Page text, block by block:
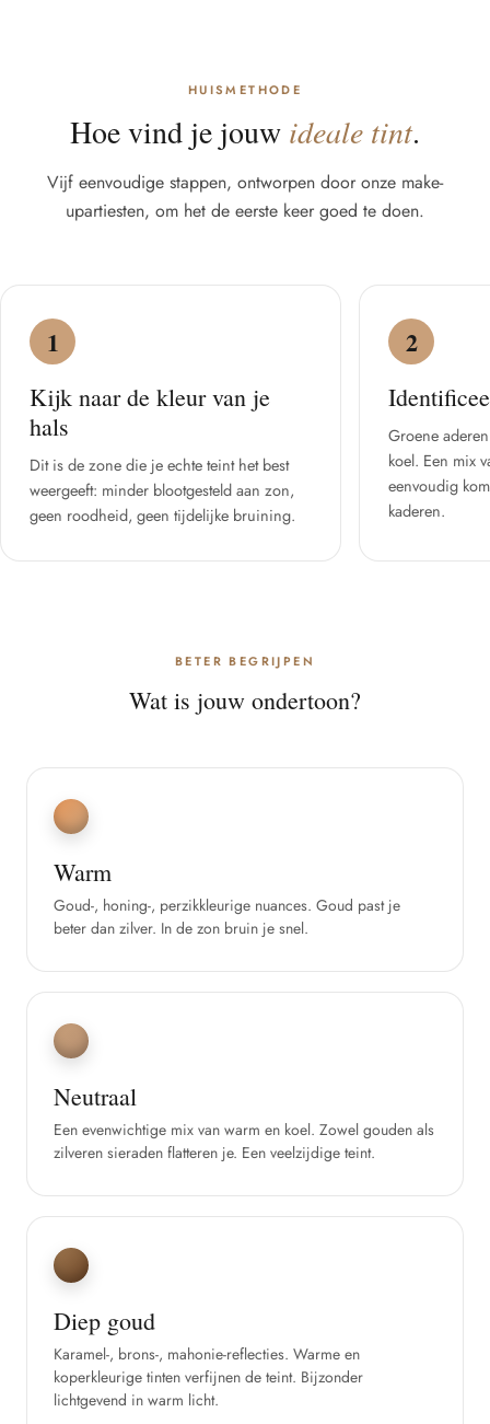
HUISMETHODE
Hoe vind je jouw ideale tint.
Vijf eenvoudige stappen, ontworpen door onze make-
upartiesten, om het de eerste keer goed te doen.
1
Kijk naar de kleur van je
hals
Dit is de zone die je echte teint het best
weergeeft: minder blootgesteld aan zon,
geen roodheid, geen tijdelijke bruining.
2
Groene
koel. Een mix
eenvoudig
kaderen.
BETER BEGRIJPEN
Wat is jouw ondertoon?
Warm
Goud-, honing-, perzikkleurige nuances. Goud past je
beter dan zilver. In de zon bruin je snel.
Neutraal
Een evenwichtige mix van warm en koel. Zowel gouden als
zilveren sieraden flatteren je. Een veelzijdige teint.
Diep goud
Karamel-, brons-, mahonie-reflecties. Warme en
koperkleurige tinten verfijnen de teint. Bijzonder
lichtgevend in warm licht.